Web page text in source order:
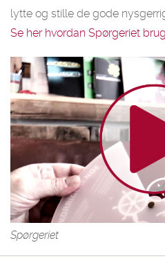
lytte og stille de gode
Se her hvordan Spørgeriet
Spørgeriet